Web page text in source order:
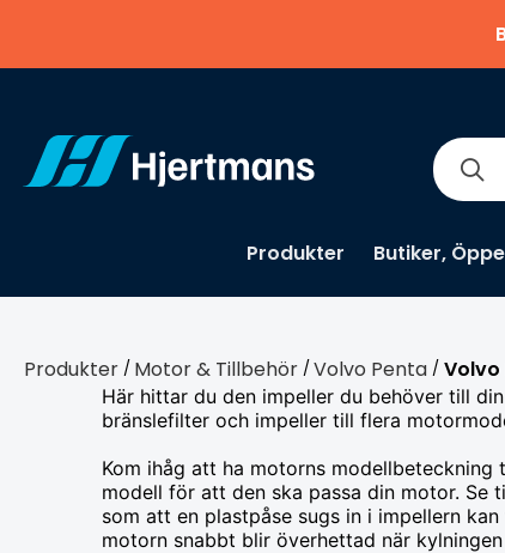
Produkter Butiker,
Produkter / Motor & Tillbehör / Volvo Penta / Volvo
Här hittar du den impeller du behöver till
bränslefilter och impeller till flera
Kom ihåg att ha motorns
modell för att den ska passa din motor. Se
som att en plastpåse sugs in i impellern
motorn snabbt blir överhettad när